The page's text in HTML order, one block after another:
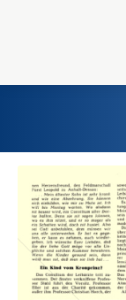
Einst und Heute
Marken
Konzerne